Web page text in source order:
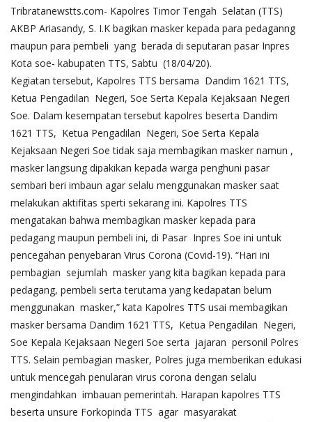
Tribratanewstts.com- Kapolres Timor Tengah Selatan (TTS)
AKBP Ariasandy, S. I.K bagikan masker kepada para pedaganng
maupun para pembeli yang berada di seputaran pasar Inpres
Kota soe- kabupaten TTS, Sabtu (18/04/20).
Kegiatan tersebut, Kapolres TTS bersama Dandim 1621 TTS,
Ketua Pengadilan Negeri, Soe Serta Kepala Kejaksaan Negeri
Soe. Dalam kesempatan tersebut kapolres beserta Dandim
1621 TTS, Ketua Pengadilan Negeri, Soe Serta Kepala
Kejaksaan Negeri Soe tidak saja membagikan masker namun ,
masker langsung dipakikan kepada warga penghuni pasar
sembari beri imbaun agar selalu menggunakan masker saat
melakukan aktifitas sperti sekarang ini. Kapolres TTS
mengatakan bahwa membagikan masker kepada para
pedagang maupun pembeli ini, di Pasar Inpres Soe ini untuk
pencegahan penyebaran Virus Corona (Covid-19). “Hari ini
pembagian sejumlah masker yang kita bagikan kepada para
pedagang, pembeli serta terutama yang kedapatan belum
menggunakan masker,” kata Kapolres TTS usai membagikan
masker bersama Dandim 1621 TTS, Ketua Pengadilan Negeri,
Soe Kepala Kejaksaan Negeri Soe serta jajaran personil Polres
TTS. Selain pembagian masker, Polres juga memberikan edukasi
untuk mencegah penularan virus corona dengan selalu
mengindahkan imbauan pemerintah. Harapan kapolres TTS
beserta unsure Forkopinda TTS agar masyarakat